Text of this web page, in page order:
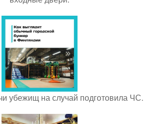
убежищ на случай подготовила ЧС.